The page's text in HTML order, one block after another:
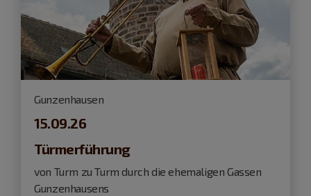
Gunzenhausen
15.09.26
Türmerführung
von Turm zu Turm durch die ehemaligen Gassen
Gunzenhausens